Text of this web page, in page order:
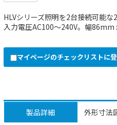
HLVシリーズ照明を2台接続可能な
入力電圧AC100～240V。幅
マイページのチェックリストに
製品詳細 外形寸法